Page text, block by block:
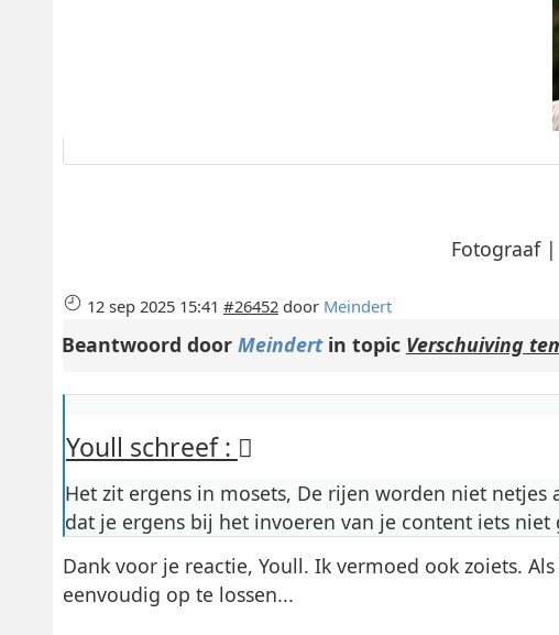
Fotograaf
12 sep 2025 15:41 #26452 door Meindert
Beantwoord door Meindertin topic Verschuiving
Youll schreef :
Het zit ergens in mosets, De rijen worden niet
dat je ergens bij het invoeren van je content iets niet
Dank voor je reactie, Youll. Ik vermoed ook zoiets.
eenvoudig op te lossen...